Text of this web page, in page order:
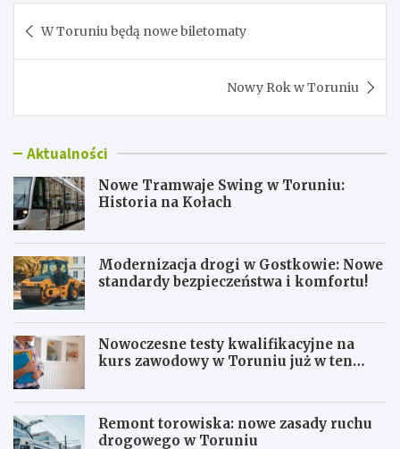
wpisu
W Toruniu będą nowe biletomaty
Nowy Rok w Toruniu
Aktualności
Nowe Tramwaje Swing w Toruniu:
Historia na Kołach
Modernizacja drogi w Gostkowie: Nowe
standardy bezpieczeństwa i komfortu!
Nowoczesne testy kwalifikacyjne na
kurs zawodowy w Toruniu już w ten
Remont torowiska: nowe zasady ruchu
drogowego w Toruniu